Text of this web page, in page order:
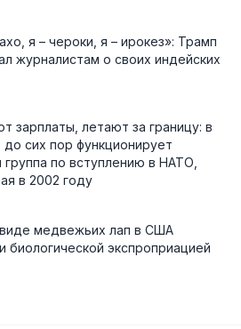
я – чероки, я – ирокез»: Трамп
журналистам о своих индейских
зарплаты, летают за границу: в
сих пор функционирует
группа по вступлению в НАТО,
в 2002 году
виде медвежьих лап в США
биологической экспроприацией